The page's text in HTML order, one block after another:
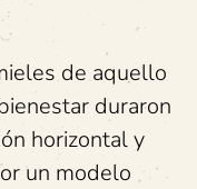
de aquello
duraron
horizontal y
un modelo